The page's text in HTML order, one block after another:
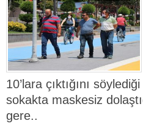
10’lara çıktığını
sokakta maskesiz
gere..